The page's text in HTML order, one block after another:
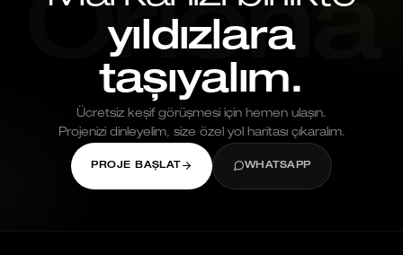
Oriona
yıldızlara
taşıyalım.
Ücretsiz keşif görüşmesi için hemen ulaşın.
Projenizi dinleyelim, size özel yol haritası çıkaralım.
PROJE BAŞLAT WHATSAPP